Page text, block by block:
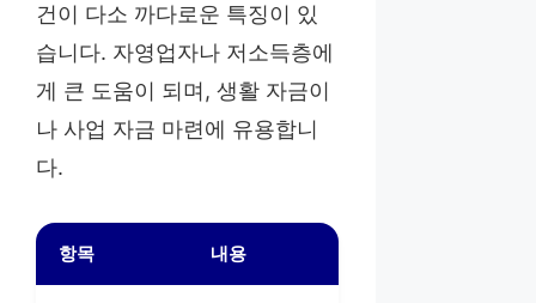
건이 다소 까다로운 특징이 있
습니다. 자영업자나 저소득층에
게 큰 도움이 되며, 생활 자금이
나 사업 자금 마련에 유용합니
다.
항목 내용